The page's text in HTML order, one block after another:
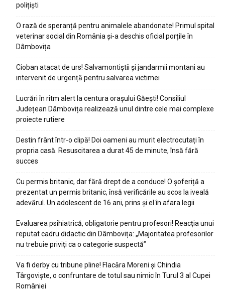
polițiști
O rază de speranță pentru animalele abandonate! Primul spital
veterinar social din România și-a deschis oficial porțile în
Dâmbovița
Cioban atacat de urs! Salvamontiștii și jandarmii montani au
intervenit de urgență pentru salvarea victimei
Lucrări în ritm alert la centura orașului Găești! Consiliul
Județean Dâmbovița realizează unul dintre cele mai complexe
proiecte rutiere
Destin frânt într-o clipă! Doi oameni au murit electrocutați în
propria casă. Resuscitarea a durat 45 de minute, însă fără
succes
Cu permis britanic, dar fără drept de a conduce! O șoferiță a
prezentat un permis britanic, însă verificările au scos la iveală
adevărul. Un adolescent de 16 ani, prins și el în afara legii
Evaluarea psihiatrică, obligatorie pentru profesori! Reacția unui
reputat cadru didactic din Dâmbovița: „Majoritatea profesorilor
nu trebuie priviți ca o categorie suspectă”
Va fi derby cu tribune pline! Flacăra Moreni și Chindia
Târgoviște, o confruntare de totul sau nimic în Turul 3 al Cupei
României